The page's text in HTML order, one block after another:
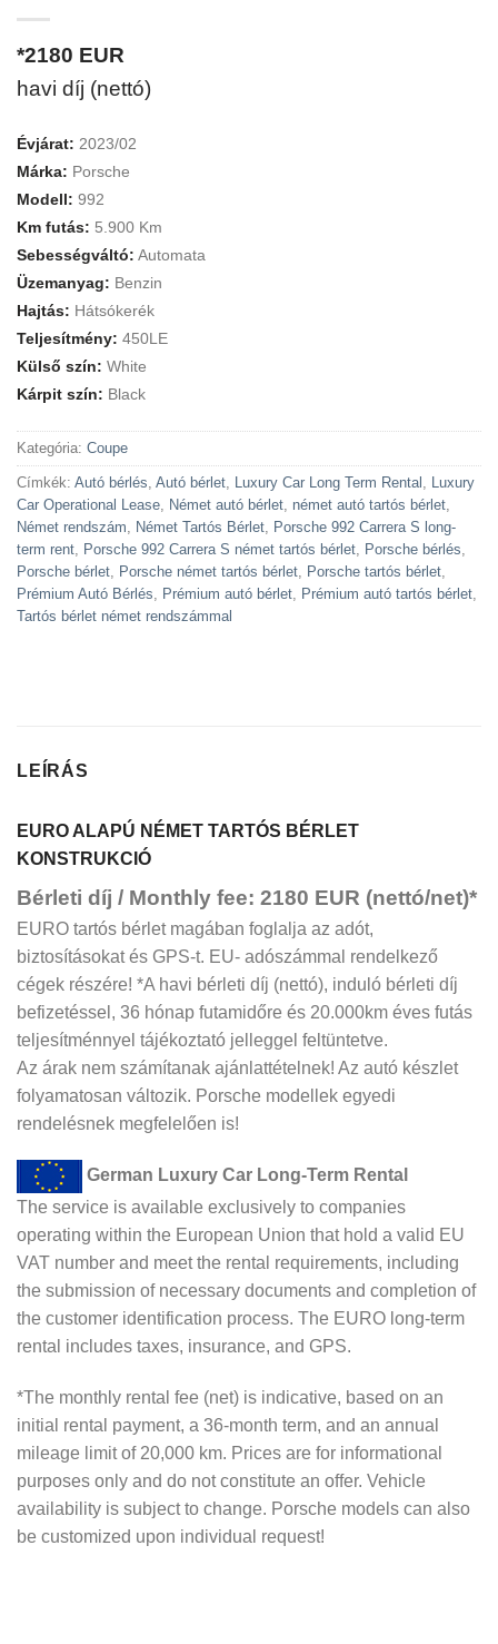
*2180 EUR
havi díj (nettó)
Évjárat: 2023/02
Márka: Porsche
Modell: 992
Km futás: 5.900 Km
Sebességváltó: Automata
Üzemanyag: Benzin
Hajtás: Hátsókerék
Teljesítmény: 450LE
Külső szín: White
Kárpit szín: Black
Kategória: Coupe
Címkék: Autó bérlés Autó bérlet Luxury Car Long Term Rental
Luxury
Car Operational Lease
Német autó bérlet német autó tartós bérlet
Német rendszám
Német Tartós Bérlet
Porsche 992 Carrera S long-
term rent
Porsche 992 Carrera S német tartós bérlet Porsche bérlés
Porsche bérlet
Porsche német tartós bérlet Porsche tartós bérlet
Prémium Autó Bérlés
Prémium autó bérlet Prémium autó tartós bérlet
Tartós bérlet német rendszámmal
LEÍRÁS
EURO ALAPÚ NÉMET TARTÓS BÉRLET
KONSTRUKCIÓ
Bérleti díj / Monthly fee: 2180 EUR (nettó/net)*
EURO tartós bérlet magában foglalja az adót,
biztosításokat és GPS-t. EU- adószámmal rendelkező
cégek részére! *A havi bérleti díj (nettó), induló bérleti díj
befizetéssel, 36 hónap futamidőre és 20.000km éves futás
teljesítménnyel tájékoztató jelleggel feltüntetve.
Az árak nem számítanak ajánlattételnek! Az autó készlet
folyamatosan változik. Porsche modellek egyedi
rendelésnek megfelelően is!
German Luxury Car Long-Term Rental
The service is available exclusively to companies
operating within the European Union that hold a valid EU
VAT number and meet the rental requirements, including
the submission of necessary documents and completion of
the customer identification process. The EURO long-term
rental includes taxes, insurance, and GPS.
*The monthly rental fee (net) is indicative, based on an
initial rental payment, a 36-month term, and an annual
mileage limit of 20,000 km. Prices are for informational
purposes only and do not constitute an offer. Vehicle
availability is subject to change. Porsche models can also
be customized upon individual request!